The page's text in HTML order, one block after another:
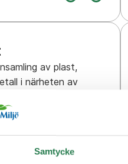
Samtycke
av plast,
i närheten av
januari 2027.